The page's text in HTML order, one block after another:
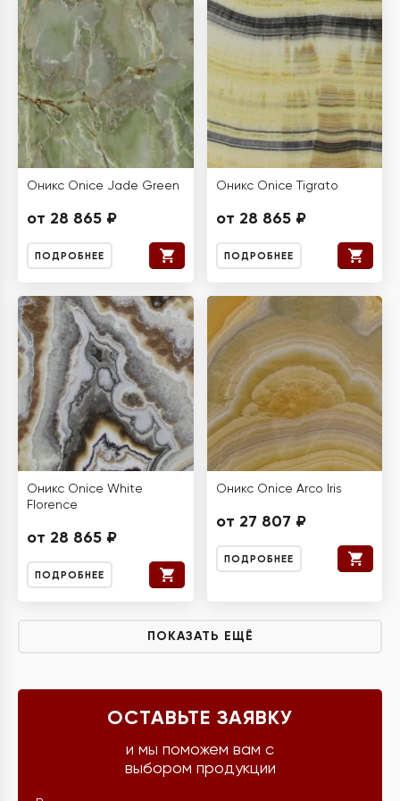
Оникс Onice Jade Green
от 28 865 ₽
ПОДРОБНЕЕ
Оникс Onice Tigrato
от 28 865 ₽
ПОДРОБНЕЕ
Оникс Onice White
Florence
от 28 865 ₽
ПОДРОБНЕЕ
Оникс Onice Arco Iris
от 27 807 ₽
ПОДРОБНЕЕ
ПОКАЗАТЬ ЕЩЁ
ОСТАВЬТЕ ЗАЯВКУ
и мы поможем вам с
выбором продукции